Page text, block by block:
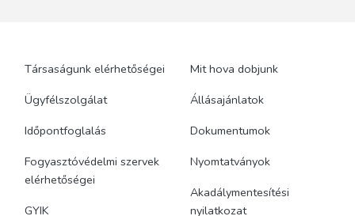
Társaságunk elérhetőségei
Ügyfélszolgálat
Időpontfoglalás
Fogyasztóvédelmi szervek
elérhetőségei
GYIK
Mit hova dobjunk
Állásajánlatok
Dokumentumok
Nyomtatványok
Akadálymentesítési
nyilatkozat